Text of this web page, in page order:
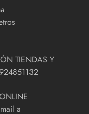
TIENDAS Y
a